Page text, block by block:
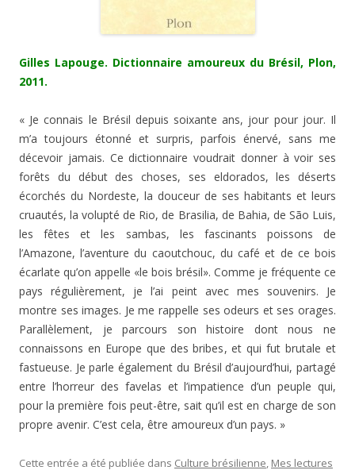
Gilles Lapouge. Dictionnaire amoureux du Brésil, Plon,
2011.
« Je connais le Brésil depuis soixante ans, jour pour jour. Il
m’a toujours étonné et surpris, parfois énervé, sans me
décevoir jamais. Ce dictionnaire voudrait donner à voir ses
forêts du début des choses, ses eldorados, les déserts
écorchés du Nordeste, la douceur de ses habitants et leurs
cruautés, la volupté de Rio, de Brasilia, de Bahia, de São Luis,
les fêtes et les sambas, les fascinants poissons de
l’Amazone, l’aventure du caoutchouc, du café et de ce bois
écarlate qu’on appelle «le bois brésil». Comme je fréquente ce
pays régulièrement, je l’ai peint avec mes souvenirs. Je
montre ses images. Je me rappelle ses odeurs et ses orages.
Parallèlement, je parcours son histoire dont nous ne
connaissons en Europe que des bribes, et qui fut brutale et
fastueuse. Je parle également du Brésil d’aujourd’hui, partagé
entre l’horreur des favelas et l’impatience d’un peuple qui,
pour la première fois peut-être, sait qu’il est en charge de son
propre avenir. C’est cela, être amoureux d’un pays. »
Cette entrée a été publiée dans Culture brésilienne, Mes lectures